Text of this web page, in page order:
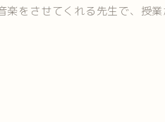
をさせてくれる先生で、授